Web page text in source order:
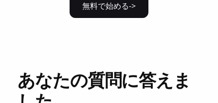
無料で始める->
あなたの質問に答えま